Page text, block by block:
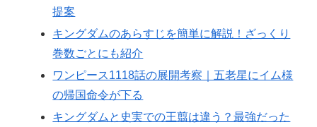
提案
キングダムのあらすじを簡単に解説！ざっくり
巻数ごとにも紹介
ワンピース1118話の展開考察｜五老星にイム様
の帰国命令が下る
キングダムと史実での王翦は違う？最強だった